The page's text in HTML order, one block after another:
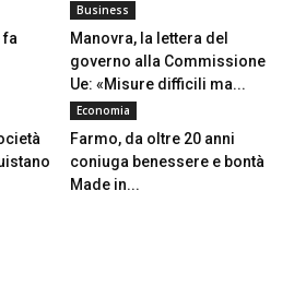
fa
Business
Manovra, la lettera del
governo alla Commissione
Ue: «Misure difficili ma...
Economia
Farmo, da oltre 20 anni
coniuga benessere e bontà
Made in...